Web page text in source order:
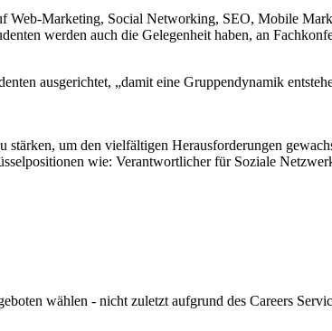
Web-Marketing, Social Networking, SEO, Mobile
werden auch die Gelegenheit haben, an
ausgerichtet, „damit eine Gruppendynamik
um den vielfältigen Herausforderungen
wie: Verantwortlicher für Soziale
wählen - nicht zuletzt aufgrund des Careers